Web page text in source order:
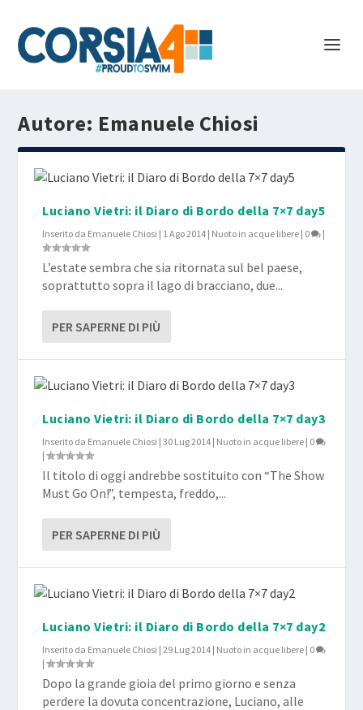
Autore: Emanuele Chiosi
Luciano Vietri: il Diaro di Bordo della 7×7 day5
Inserito da Emanuele Chiosi | 1 Ago 2014 | Nuoto in acque libere | 0 |
L’estate sembra che sia ritornata sul bel paese,
soprattutto sopra il lago di bracciano, due...
PER SAPERNE DI PIÙ
Luciano Vietri: il Diaro di Bordo della 7×7 day3
Inserito da Emanuele Chiosi |30 Lug 2014 | Nuoto in acque libere | 0
|
Il titolo di oggi andrebbe sostituito con “The Show
Must Go On!”, tempesta, freddo,...
PER SAPERNE DI PIÙ
Luciano Vietri: il Diaro di Bordo della 7×7 day2
Inserito da Emanuele Chiosi |29 Lug 2014 | Nuoto in acque libere | 0
|
Dopo la grande gioia del primo giorno e senza
perdere la dovuta concentrazione, Luciano, alle